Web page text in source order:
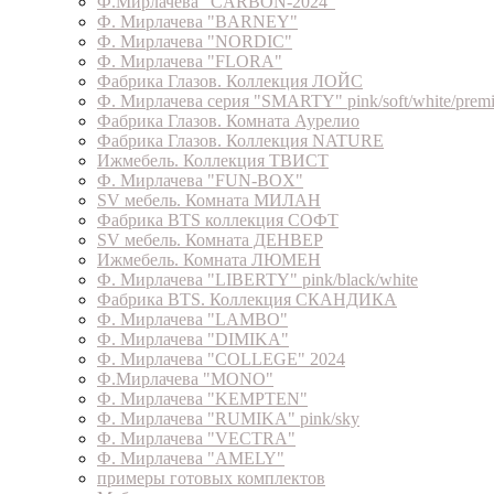
Ф. Мирлачева "BARNEY"
Ф. Мирлачева "NORDIC"
Ф. Мирлачева "FLORA"
Фабрика Глазов. Коллекция ЛОЙС
Ф. Мирлачева серия "SMARTY" pink/soft/white/
Фабрика Глазов. Комната Аурелио
Фабрика Глазов. Коллекция NATURE
Ижмебель. Коллекция ТВИСТ
Ф. Мирлачева "FUN-BOX"
SV мебель. Комната МИЛАН
Фабрика BTS коллекция СОФТ
SV мебель. Комната ДЕНВЕР
Ижмебель. Комната ЛЮМЕН
Ф. Мирлачева "LIBERTY" pink/black/white
Фабрика BTS. Коллекция СКАНДИКА
Ф. Мирлачева "LAMBO"
Ф. Мирлачева "DIMIKA"
Ф. Мирлачева "COLLEGE" 2024
Ф.Мирлачева "MONO"
Ф. Мирлачева "KEMPTEN"
Ф. Мирлачева "RUMIKA" pink/sky
Ф. Мирлачева "VECTRA"
Ф. Мирлачева "AMELY"
примеры готовых комплектов